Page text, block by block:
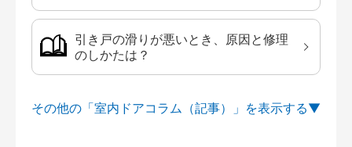
引き戸の滑りが悪いとき、原因と修理
のしかたは？
その他の「室内ドアコラム（記事）」を